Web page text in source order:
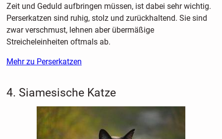
Zeit und Geduld aufbringen müssen, ist dabei sehr wichtig.
Perserkatzen sind ruhig, stolz und zurückhaltend. Sie sind
zwar verschmust, lehnen aber übermäßige
Streicheleinheiten oftmals ab.
Mehr zu Perserkatzen
4. Siamesische Katze